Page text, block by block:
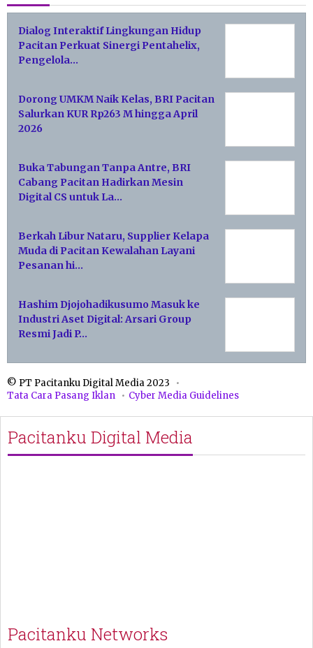
Dialog Interaktif Lingkungan Hidup
Pacitan Perkuat Sinergi Pentahelix,
Pengelola…
Dorong UMKM Naik Kelas, BRI Pacitan
Salurkan KUR Rp263 M hingga April
2026
Buka Tabungan Tanpa Antre, BRI
Cabang Pacitan Hadirkan Mesin
Digital CS untuk La…
Berkah Libur Nataru, Supplier Kelapa
Muda di Pacitan Kewalahan Layani
Pesanan hi…
Hashim Djojohadikusumo Masuk ke
Industri Aset Digital: Arsari Group
Resmi Jadi P…
© PT Pacitanku Digital Media 2023
Tata Cara Pasang Iklan
Cyber Media Guidelines
Pacitanku Digital Media
Pacitanku Networks